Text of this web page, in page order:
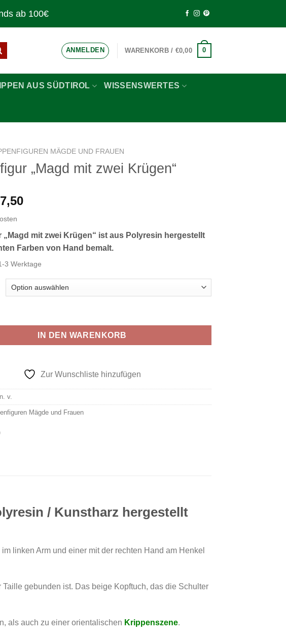
ab 100€
ANMELDEN WARENKORB / €0,00 0
AUS SÜDTIROL WISSENSWERTES
MÄGDE UND FRAUEN
„Magd mit zwei Krügen“
7,50
„Magd mit zwei Krügen“ ist aus Polyresin hergestellt
Farben von Hand bemalt.
3 Werktage
mit zwei Krügen" Menge
IN DEN WARENKORB
Zur Wunschliste hinzufügen
n. v.
Mägde und Frauen
/ Kunstharz hergestellt
linken Arm und einer mit der rechten Hand am Henkel
gebunden ist. Das beige Kopftuch, das die Schulter
als auch zu einer orientalischen Krippenszene.